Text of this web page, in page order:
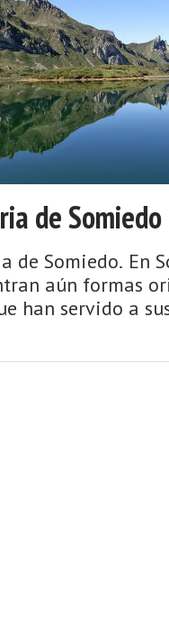
de Somiedo
de Somiedo. En
aún formas
han servido a
y, en definitiva,